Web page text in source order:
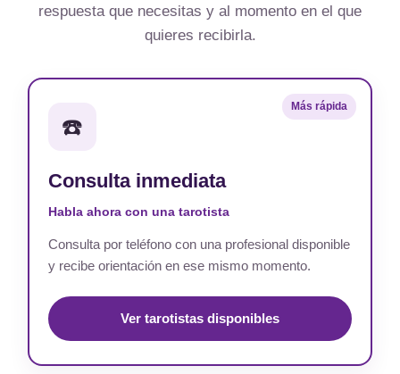
respuesta que necesitas y al momento en el que
quieres recibirla.
Más rápida
☎️
Consulta inmediata
Habla ahora con una tarotista
Consulta por teléfono con una profesional disponible
y recibe orientación en ese mismo momento.
Ver tarotistas disponibles